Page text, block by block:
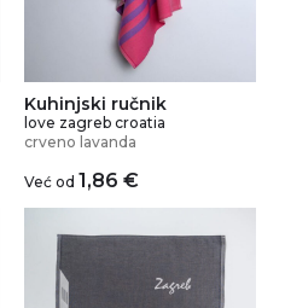
Kuhinjski ručnik
love zagreb croatia
crveno lavanda
Već od 1,86 €